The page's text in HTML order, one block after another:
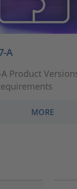
A
A Product
MORE